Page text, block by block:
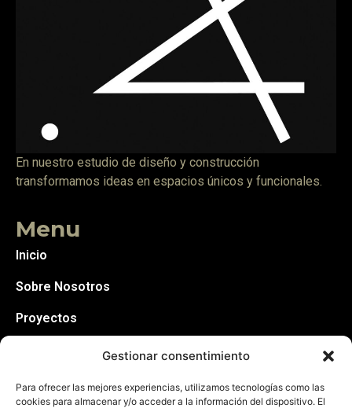
Gestionar consentimiento
Para ofrecer las mejores experiencias, utilizamos tecnologías como las
cookies para almacenar y/o acceder a la información del dispositivo. El
En nuestro estudio de diseño y construcción
transformamos ideas en espacios únicos y funcionales.
Menu
Inicio
Sobre Nosotros
Proyectos
Información